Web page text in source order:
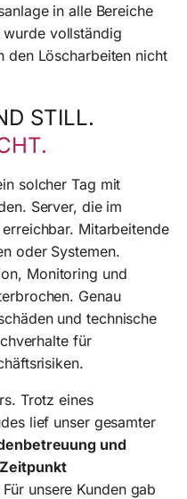
in alle Bereiche
wurde vollständig
den Löscharbeiten nicht
STILL.
solcher Tag mit
Server, die im
Mitarbeitende
oder Systemen.
Monitoring und
Genau
und technische
für
Trotz eines
lief unser gesamter
und
Für unsere Kunden gab